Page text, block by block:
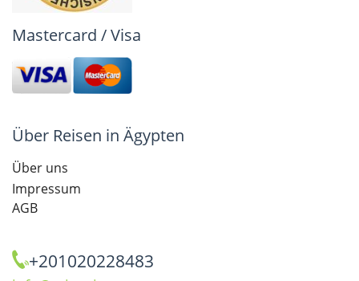
Mastercard / Visa
Über Reisen in Ägypten
Über uns
Impressum
AGB
+201020228483